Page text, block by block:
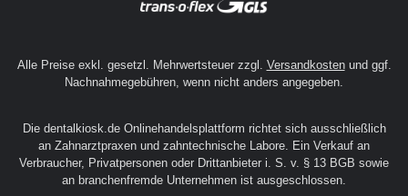
Alle Preise exkl. gesetzl. Mehrwertsteuer zzgl. Versandkostenund ggf.
Nachnahmegebühren, wenn nicht anders angegeben.
Die dentalkiosk.de Onlinehandelsplattform richtet sich ausschließlich
an Zahnarztpraxen und zahntechnische Labore. Ein Verkauf an
Verbraucher, Privatpersonen oder Drittanbieter i. S. v. § 13 BGB sowie
an branchenfremde Unternehmen ist ausgeschlossen.